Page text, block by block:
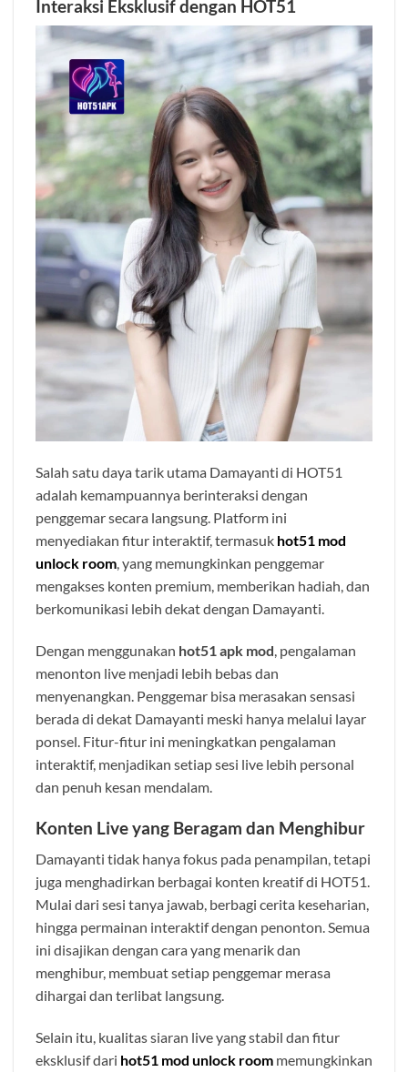
Interaksi Eksklusif dengan HOT51
Salah satu daya tarik utama Damayanti di HOT51
adalah kemampuannya berinteraksi dengan
penggemar secara langsung. Platform ini
menyediakan fitur interaktif, termasuk hot51 mod
unlock room, yang memungkinkan penggemar
mengakses konten premium, memberikan hadiah, dan
berkomunikasi lebih dekat dengan Damayanti.
Dengan menggunakan hot51 apk mod, pengalaman
menonton live menjadi lebih bebas dan
menyenangkan. Penggemar bisa merasakan sensasi
berada di dekat Damayanti meski hanya melalui layar
ponsel. Fitur-fitur ini meningkatkan pengalaman
interaktif, menjadikan setiap sesi live lebih personal
dan penuh kesan mendalam.
Konten Live yang Beragam dan Menghibur
Damayanti tidak hanya fokus pada penampilan, tetapi
juga menghadirkan berbagai konten kreatif di HOT51.
Mulai dari sesi tanya jawab, berbagi cerita keseharian,
hingga permainan interaktif dengan penonton. Semua
ini disajikan dengan cara yang menarik dan
menghibur, membuat setiap penggemar merasa
dihargai dan terlibat langsung.
Selain itu, kualitas siaran live yang stabil dan fitur
eksklusif dari hot51 mod unlock room memungkinkan